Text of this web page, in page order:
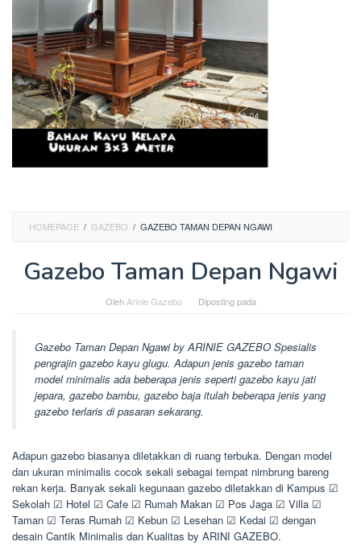
HOMEPAGE / GAZEBO / GAZEBO TAMAN DEPAN NGAWI
Gazebo Taman Depan Ngawi
Oleh Arinie Gazebo Diposting pada
Gazebo Taman Depan Ngawi by ARINIE GAZEBO Spesialis
pengrajin gazebo kayu glugu. Adapun jenis gazebo taman
model minimalis ada beberapa jenis seperti gazebo kayu jati
jepara, gazebo bambu, gazebo baja itulah beberapa jenis yang
gazebo terlaris di pasaran sekarang.
Adapun gazebo biasanya diletakkan di ruang terbuka. Dengan model
dan ukuran minimalis cocok sekali sebagai tempat nimbrung bareng
rekan kerja. Banyak sekali kegunaan gazebo diletakkan di Kampus ☑
Sekolah ☑ Hotel ☑ Cafe ☑ Rumah Makan ☑ Pos Jaga ☑ Villa ☑
Taman ☑ Teras Rumah ☑ Kebun ☑ Lesehan ☑ Kedai ☑ dengan
desain Cantik Minimalis dan Kualitas by ARINI GAZEBO.